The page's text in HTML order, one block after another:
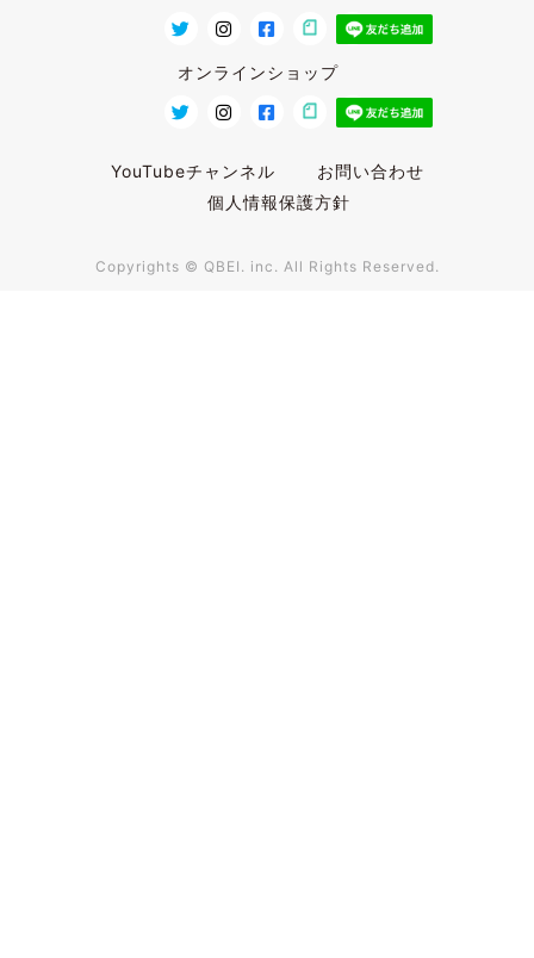
オンラインショップ
YouTubeチャンネル
お問い合わせ
個人情報保護方針
Copyrights © QBEI. inc. All Rights Reserved.